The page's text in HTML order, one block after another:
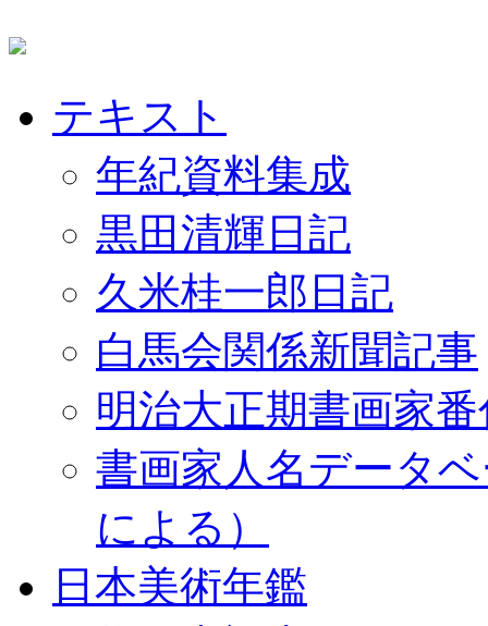
テキスト
年紀資料集成
黒田清輝日記
久米桂一郎日記
白馬会関係新聞記事
明治大正期書画家
書画家人名データ
による）
日本美術年鑑